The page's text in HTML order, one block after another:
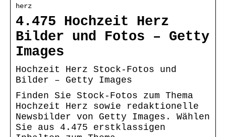
herz
4.475 Hochzeit Herz
Bilder und Fotos – Getty
Images
Hochzeit Herz Stock-Fotos und
Bilder – Getty Images
Finden Sie Stock-Fotos zum Thema
Hochzeit Herz sowie redaktionelle
Newsbilder von Getty Images. Wählen
Sie aus 4.475 erstklassigen